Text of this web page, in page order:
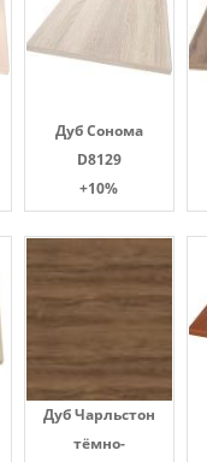
Дуб Сонома
D8129
+10%
Дуб Чарльстон
тёмно-